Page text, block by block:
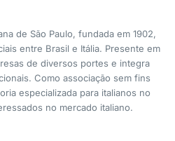
de São Paulo, fundada em 1902,
entre Brasil e Itália. Presente em
de diversos portes e integra
Como associação sem fins
especializada para italianos no
no mercado italiano.